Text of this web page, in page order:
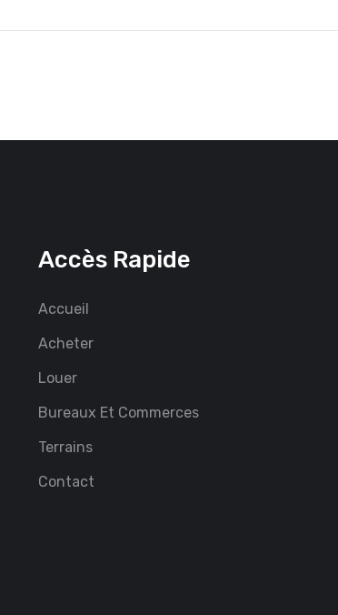
Accès Rapide
Accueil
Acheter
Louer
Bureaux Et Commerces
Terrains
Contact